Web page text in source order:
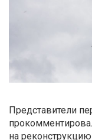
Представители
на